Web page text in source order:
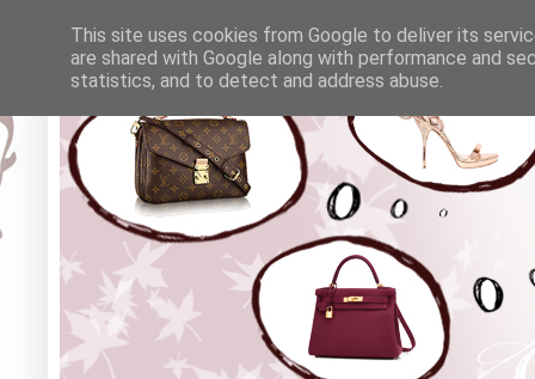
This site uses cookies from Google to deliver its
are shared with Google along with performance and
statistics, and to detect and address abuse.